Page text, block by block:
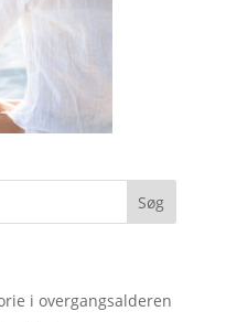
i overgangsalderen